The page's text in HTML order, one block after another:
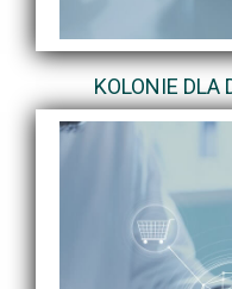
KOLONIE DLA